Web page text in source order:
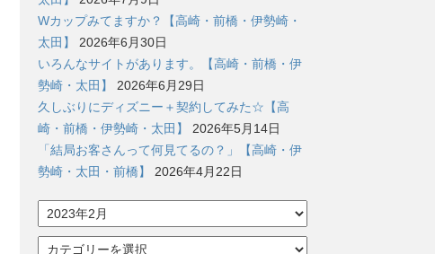
Wカップみてますか？【高崎・前橋・伊勢崎・
太田】
2026年6月30日
いろんなサイトがあります。【高崎・前橋・伊
勢崎・太田】
2026年6月29日
久しぶりにディズニー＋契約してみた☆【高
崎・前橋・伊勢崎・太田】
2026年5月14日
「結局お客さんって何見てるの？」【高崎・伊
勢崎・太田・前橋】
2026年4月22日
ア
ー